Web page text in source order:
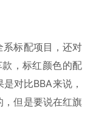
标配项目，还对
，标红颜色的配
对比BBA来说，
但是要说在红旗